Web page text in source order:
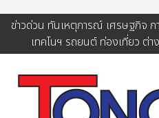
ข่าวด่วน ทันเหตุการณ์ เศรษฐกิจ
เทคโนฯ รถยนต์ ท่องเที่ยว ต่า